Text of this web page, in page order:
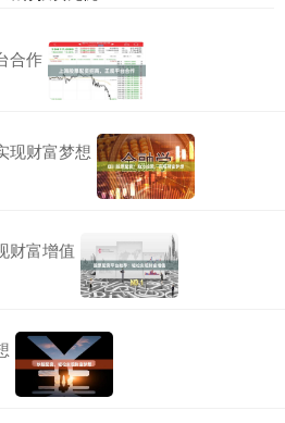
合作
现财富梦想
财富增值